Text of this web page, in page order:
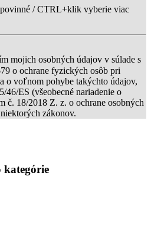
/ CTRL+klik vyberie viac
mojich osobných údajov v súlade s
o ochrane fyzických osôb pri
o voľnom pohybe takýchto údajov,
46/ES (všeobecné nariadenie o
č. 18/2018 Z. z. o ochrane osobných
zákonov.
kategórie